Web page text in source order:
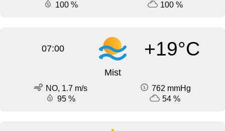
100 %
100 %
07:00 +19°C
Mist
NO, 1.7 m/s
762 mmHg
95 %
54 %